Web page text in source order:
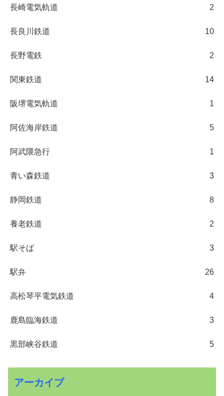
長崎電気軌道 2
長良川鉄道 10
長野電鉄 2
関東鉄道 14
阪堺電気軌道 1
阿佐海岸鉄道 5
阿武隈急行 1
青い森鉄道 3
静岡鉄道 8
養老鉄道 2
駅そば 3
駅弁 26
高松琴平電気鉄道 4
鹿島臨海鉄道 3
黒部峡谷鉄道 5
アーカイブ